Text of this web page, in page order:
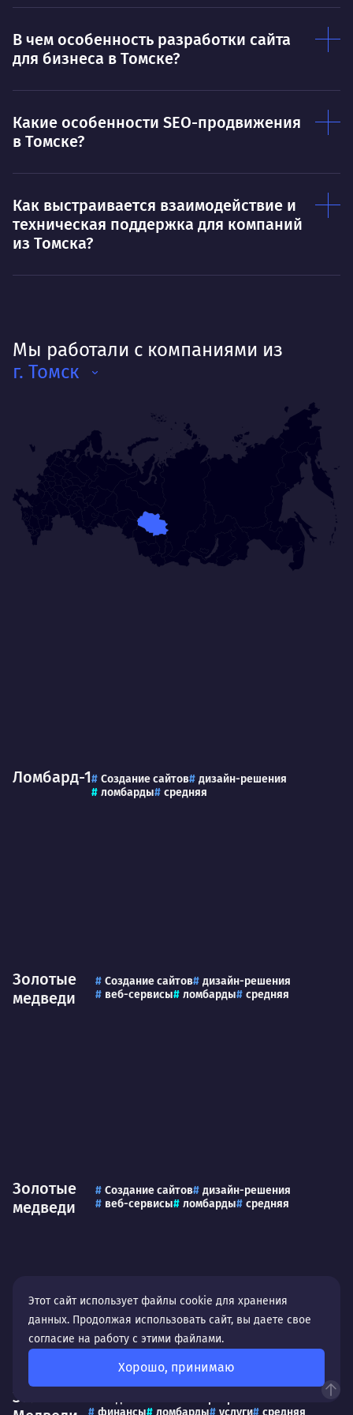
сказано.
О
В чем особенность разработки сайта
для бизнеса в Томске?
Какие особенности SEO-продвижения
в Томске?
Как выстраивается взаимодействие и
техническая поддержка для компаний
из Томска?
Мы работали с компаниями из
г. Томск
Ломбард-1 Создание сайтов
дизайн-решения
ломбарды
средняя
Золотые
медведи
Создание сайтов
дизайн-решения
веб-сервисы
ломбарды средняя
Золотые
медведи
Создание сайтов
дизайн-решения
веб-сервисы
ломбарды средняя
Золотые
финансы
ломбарды услуги средняя
Этот сайт использует файлы cookie для хранения
данных. Продолжая использовать сайт, вы даете свое
согласие на работу с этими файлами.
Хорошо, принимаю